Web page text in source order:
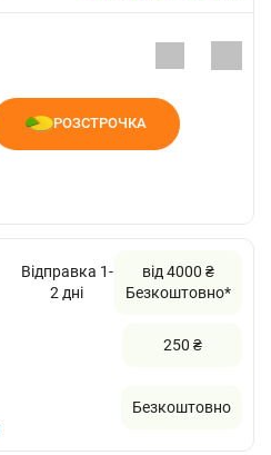
РОЗСТРОЧКА
Відправка 1-
2 дні
від 4000 ₴
Безкоштовно*
250 ₴
Безкоштовно